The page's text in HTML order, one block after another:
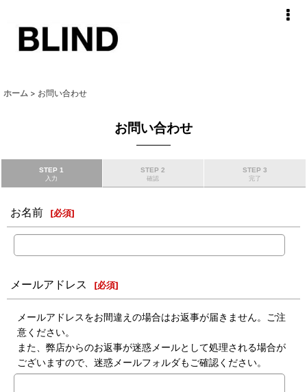
ホーム > お問い合わせ
お問い合わせ
STEP 1
入力
STEP 2
確認
STEP 3
完了
お名前 [必須]
メールアドレス [必須]
メールアドレスをお間違えの場合はお返事が届きません。ご注
意ください。
また、弊店からのお返事が迷惑メールとして処理される場合が
ございますので、迷惑メールフォルダもご確認ください。